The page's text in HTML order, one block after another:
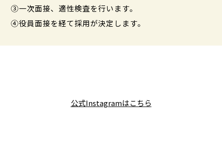
③一次面接、適性検査を行います。
④役員面接を経て採用が決定します。
公式Instagramはこちら